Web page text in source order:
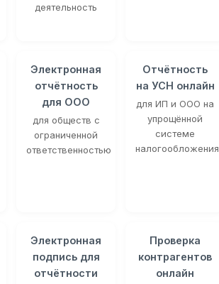
деятельность
Электронная
отчётность
для ООО
для обществ с
ограниченной
ответственностью
Отчётность
на УСН онлайн
для ИП и ООО на
упрощённой
системе
налогообложения
Электронная
подпись для
отчётности
Проверка
контрагентов
онлайн